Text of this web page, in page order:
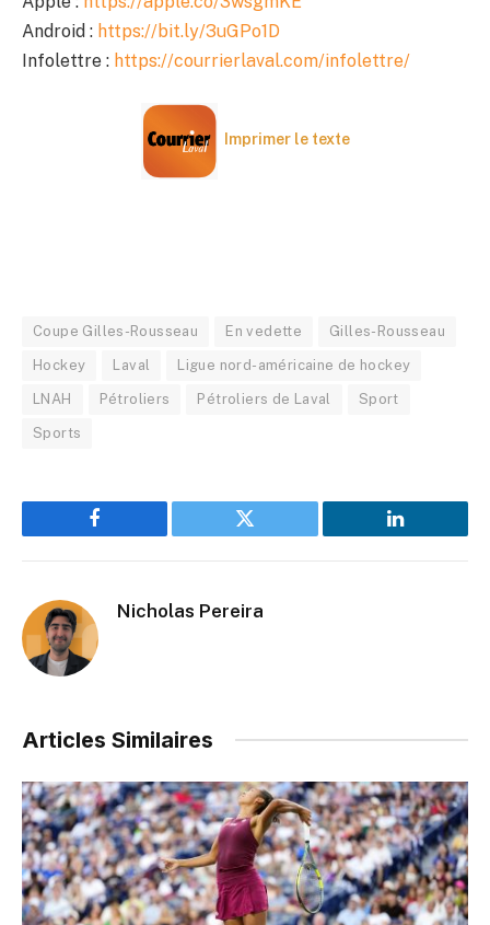
Android : https://bit.ly/3uGPo1D
Infolettre : https://courrierlaval.com/infolettre/
Imprimer le texte
Coupe Gilles-Rousseau En vedette Gilles-Rousseau
Hockey Laval Ligue nord-américaine de hockey
LNAH Pétroliers Pétroliers de Laval Sport
Sports
Facebook Twitter LinkedIn
Nicholas Pereira
Articles Similaires